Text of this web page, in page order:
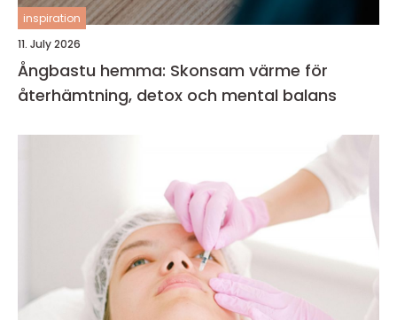
inspiration
11. July 2026
Ångbastu hemma: Skonsam värme för
återhämtning, detox och mental balans